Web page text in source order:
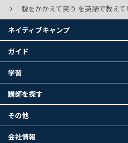
腹をかかえて笑う を英語で教えて!
ネイティブキャンプ
ガイド
学習
講師を探す
その他
会社情報